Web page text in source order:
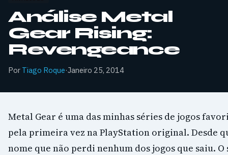
Análise Metal
Gear Rising:
Revengeance
Por Tiago Roque·Janeiro 25, 2014
Metal Gear é uma das minhas séries de jogos
pela primeira vez na PlayStation original. Desde
nome que não perdi nenhum dos jogos que saiu.